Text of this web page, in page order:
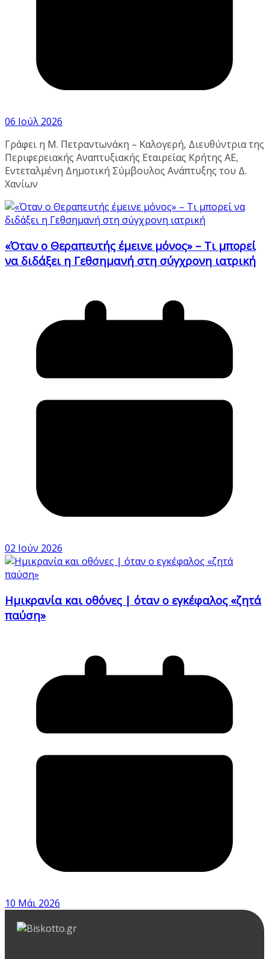
06 Ιούλ 2026
Γράφει η Μ. Πετραντωνάκη – Καλογερή, Διευθύντρια της
Περιφερειακής Αναπτυξιακής Εταιρείας Κρήτης ΑΕ,
Εντεταλμένη Δημοτική Σύμβουλος Ανάπτυξης του Δ.
Χανίων
«Όταν ο Θεραπευτής έμεινε μόνος» – Τι μπορεί
να διδάξει η Γεθσημανή στη σύγχρονη ιατρική
02 Ιούν 2026
Ημικρανία και οθόνες | όταν ο εγκέφαλος «ζητά
παύση»
10 Μάι 2026